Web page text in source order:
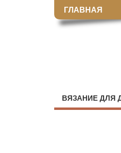
ГЛАВНАЯ
ВЯЗАНИЕ ДЛЯ